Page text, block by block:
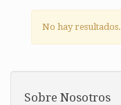
No hay resultados.
Sobre Nosotros